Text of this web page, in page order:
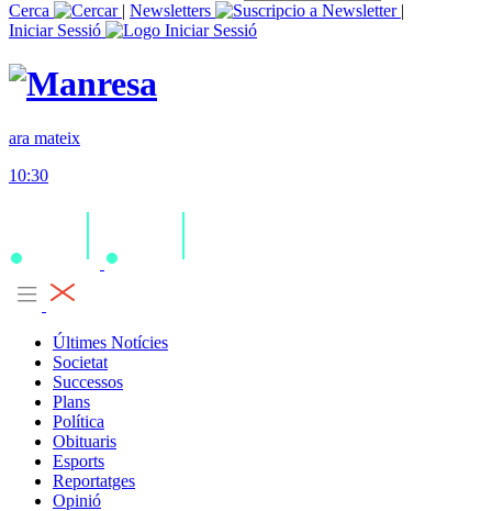
Cerca
| Newsletters
|
Iniciar Sessió
ara mateix
10:30
Últimes Notícies
Societat
Successos
Plans
Política
Obituaris
Esports
Reportatges
Opinió